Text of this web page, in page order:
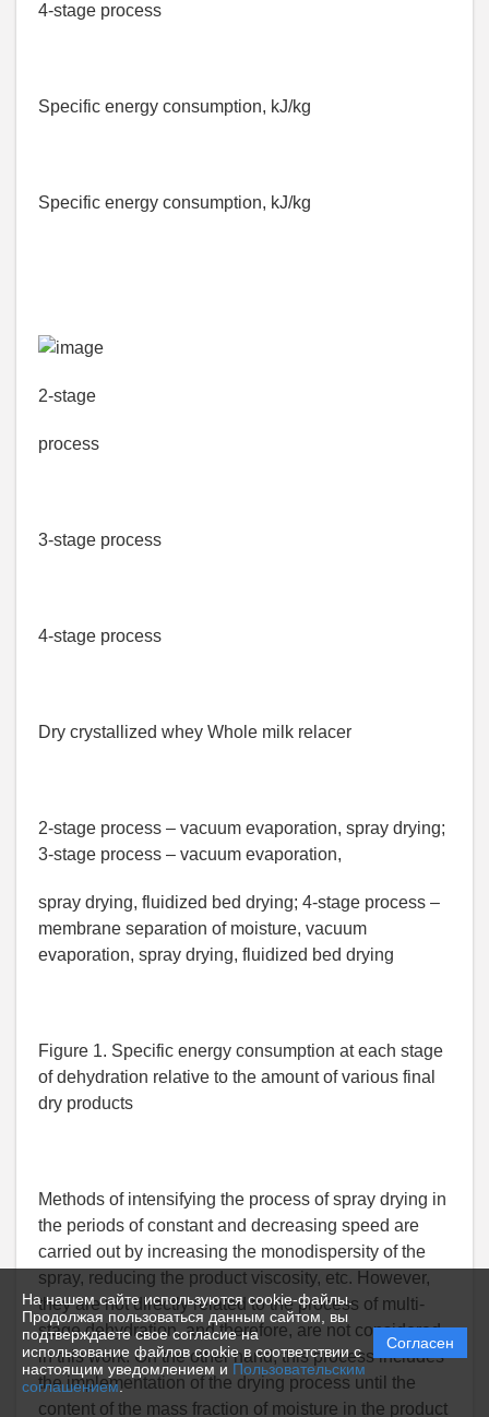
На нашем сайте используются cookie-файлы.
Продолжая пользоваться данным сайтом, вы
подтверждаете свое согласие на
использование файлов cookie в соответствии с
настоящим уведомлением и Пользовательским
соглашением.
Согласен
4-stage process
Specific energy consumption, kJ/kg
Specific energy consumption, kJ/kg
2-stage
process
3-stage process
4-stage process
Dry crystallized whey Whole milk relacer
2-stage process – vacuum evaporation, spray drying;
3-stage process – vacuum evaporation,
spray drying, fluidized bed drying; 4-stage process –
membrane separation of moisture, vacuum
evaporation, spray drying, fluidized bed drying
Figure 1. Specific energy consumption at each stage
of dehydration relative to the amount of various final
dry products
Methods of intensifying the process of spray drying in
the periods of constant and decreasing speed are
carried out by increasing the monodispersity of the
spray, reducing the product viscosity, etc. However,
they are not directly related to the process of multi-
stage dehydration, and therefore, are not considered
in this work. On the other hand, this process includes
the implementation of the drying process until the
content of the mass fraction of moisture in the product